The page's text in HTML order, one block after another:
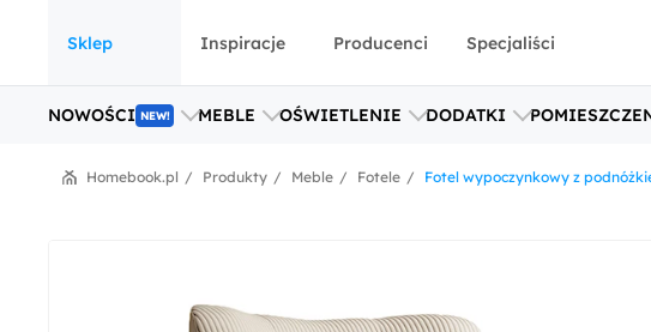
Sklep
NOWOŚCI NEW! MEBLE OŚWIETLENIE DODATKI
Inspiracje Producenci Specjaliści
Fotel wypoczynkowy z
Fotele
Meble
Produkty
Homebook.pl